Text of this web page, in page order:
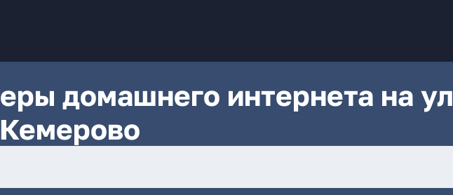
домашнего интернета на ул